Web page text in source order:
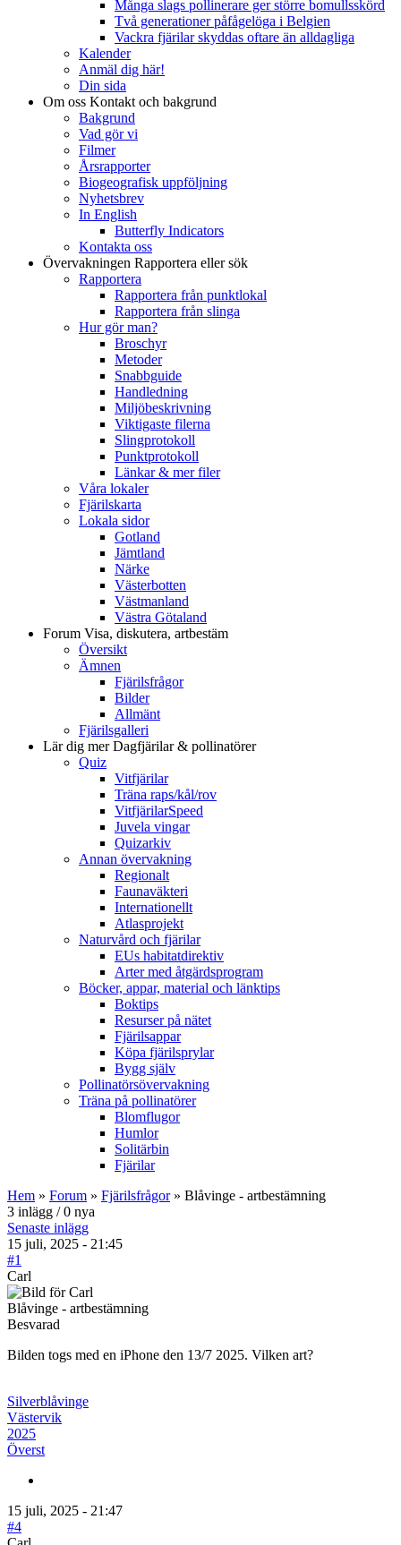
Många slags pollinerare ger större bomullsskörd
Två generationer påfågelöga i Belgien
Vackra fjärilar skyddas oftare än alldagliga
Kalender
Anmäl dig här!
Din sida
Om oss Kontakt och bakgrund
Bakgrund
Vad gör vi
Filmer
Årsrapporter
Biogeografisk uppföljning
Nyhetsbrev
In English
Butterfly Indicators
Kontakta oss
Övervakningen Rapportera eller sök
Rapportera
Rapportera från punktlokal
Rapportera från slinga
Hur gör man?
Broschyr
Metoder
Snabbguide
Handledning
Miljöbeskrivning
Viktigaste filerna
Slingprotokoll
Punktprotokoll
Länkar & mer filer
Våra lokaler
Fjärilskarta
Lokala sidor
Gotland
Jämtland
Närke
Västerbotten
Västmanland
Västra Götaland
Forum Visa, diskutera, artbestäm
Översikt
Ämnen
Fjärilsfrågor
Bilder
Allmänt
Fjärilsgalleri
Lär dig merDagfjärilar & pollinatörer
Quiz
Vitfjärilar
Träna raps/kål/rov
VitfjärilarSpeed
Juvela vingar
Quizarkiv
Annan övervakning
Regionalt
Faunaväkteri
Internationellt
Atlasprojekt
Naturvård och fjärilar
EUs habitatdirektiv
Arter med åtgärdsprogram
Böcker, appar, material och länktips
Boktips
Resurser på nätet
Fjärilsappar
Köpa fjärilsprylar
Bygg själv
Pollinatörsövervakning
Träna på pollinatörer
Blomflugor
Humlor
Solitärbin
Fjärilar
Hem » Forum » Fjärilsfrågor» Blåvinge - artbestämning
3 inlägg / 0 nya
Senaste inlägg
15 juli, 2025 - 21:45
#1
Carl
Blåvinge - artbestämning
Besvarad
Bilden togs med en iPhone den 13/7 2025. Vilken art?
Silverblåvinge
Västervik
2025
Överst
15 juli, 2025 - 21:47
#4